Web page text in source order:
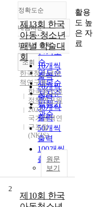
정확도순
정확도
순
인기도
순
연도순
제목순
저자순
발행기
관순
내림차순
내림차순
10개씩 출력
10개씩
출력
20개씩
출력
30개씩
출력
50개씩
출력
100개씩
출력
조회
제13회 한국
아동·청소년
패널 학술대
회
한국청소년정
책연구원
한국청소년
정책연구원
2024
국가정책연
구포털
(NKIS)
원문
보기
2
제10회 한국
활용
도 높
은 자
료